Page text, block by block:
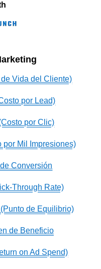
Vida del Cliente)
por Lead)
por Clic)
por Mil Impresiones)
Conversión
Through Rate)
de Equilibrio)
de Beneficio
on Ad Spend)